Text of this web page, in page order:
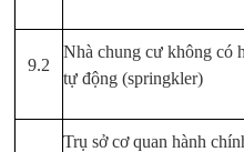
9.2
Nhà chung cư không có
tự động (springkler)
Trụ sở cơ quan hành